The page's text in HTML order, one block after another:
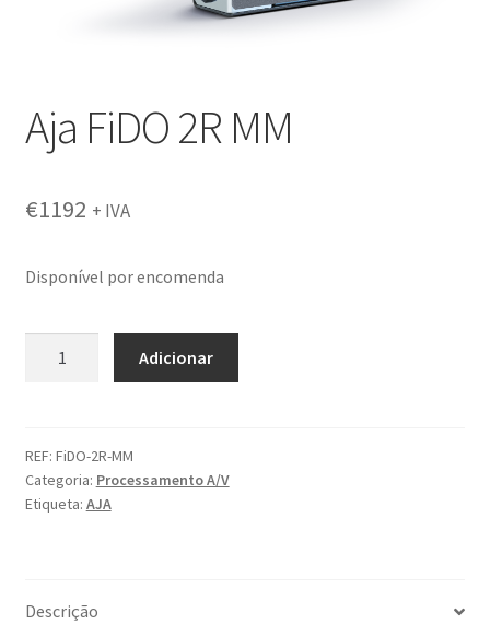
Aja FiDO 2R MM
€1192 + IVA
Disponível por encomenda
2R
MM
Adicionar
REF: FiDO-2R-MM
Categoria: Processamento A/V
Etiqueta: AJA
Descrição